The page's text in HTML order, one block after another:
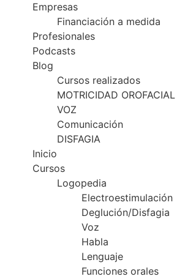
Empresas
Financiación a medida
Profesionales
Podcasts
Blog
Cursos realizados
MOTRICIDAD OROFACIAL
VOZ
Comunicación
DISFAGIA
Inicio
Cursos
Logopedia
Electroestimulación
Deglución/Disfagia
Voz
Habla
Lenguaje
Funciones orales